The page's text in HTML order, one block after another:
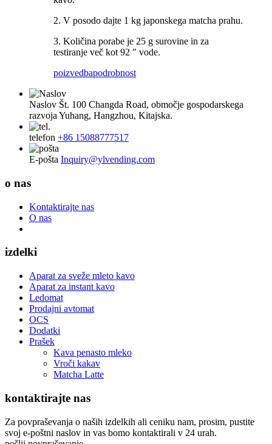
2. V posodo dajte 1 kg japonskega matcha prahu.
3. Količina porabe je 25 g surovine in za
testiranje več kot 92 ″ vode.
poizvedbapodrobnost
Naslov Št. 100 Changda Road, območje gospodarskega
razvoja Yuhang, Hangzhou, Kitajska.
telefon +86 15088777517
E-pošta Inquiry@ylvending.com
o nas
Kontaktirajte nas
O nas
izdelki
Aparat za sveže mleto kavo
Aparat za instant kavo
Ledomat
Prodajni avtomat
OCS
Dodatki
Prašek
Kava penasto mleko
Vroči kakav
Matcha Latte
kontaktirajte nas
Za povpraševanja o naših izdelkih ali ceniku nam, prosim, pustite
svoj e-poštni naslov in vas bomo kontaktirali v 24 urah.